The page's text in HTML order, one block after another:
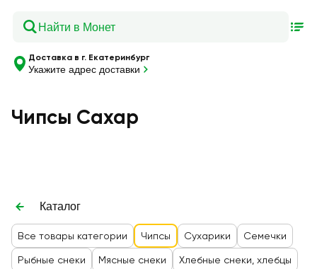
Доставка в г. Екатеринбург
Укажите адрес доставки
Чипсы Сахар
Каталог
Все товары категории Чипсы Сухарики Семечки
Рыбные снеки Мясные снеки Хлебные снеки, хлебцы